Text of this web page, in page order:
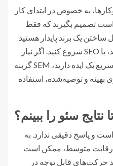
به خصوص در ابتدای کار
است تصمیم بگیرند که فقط
ساختن یک برند پایدار هستید
و عجله‌ای برای نتیجه‌گیری ندارید، با SEO شروع کنید. اگر نیاز
به فروش فوری یا اعتبارسنجی سریع یک ایده دارید، SEM گزینه
بهینه و توصیه‌شده، استفاده
سئو را ببینم؟
و پاسخ دقیقی ندارد. به
رقابت متوسط، ممکن است
شاهد حرکت‌های قابل توجه در